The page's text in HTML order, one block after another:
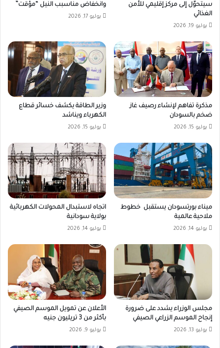
سيتحوّل إلى مركز إقليمي للأمن
الغذائي
يوليو 19, 2026
وانخفاض مناسبب النيل “مؤقت”
يوليو 17, 2026
مذكرة تفاهم لإنشاء رصيف غاز
ضخم بالسودان
يوليو 15, 2026
وزير الطاقة يكشف خسائر قطاع
الكهرباء ويناشد
يوليو 15, 2026
ميناء بورتسودان يستقبل خطوط
ملاحية عالمية
يوليو 14, 2026
اتجاه لاستبدال المحولات الكهربائية
بولاية سودانية
يوليو 14, 2026
مجلس الوزراء يشدد على ضرورة
إنجاح الموسم الزراعي الصيفي
يوليو 13, 2026
الأعلان عن تمويل الموسم الصيفي
بأكثر من 3 تريليون جنيه
يوليو 9, 2026